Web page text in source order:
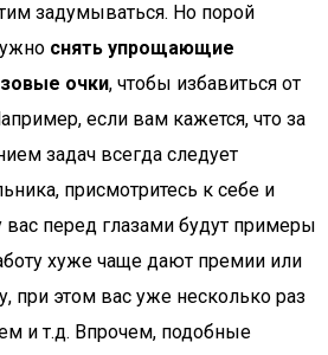
задумываться. Но порой
снять упрощающие
очки, чтобы избавиться от
если вам кажется, что за
задач всегда следует
присмотритесь к себе и
перед глазами будут примеры
хуже чаще дают премии или
при этом вас уже несколько раз
и т.д. Впрочем, подобные